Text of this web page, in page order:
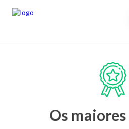
Os